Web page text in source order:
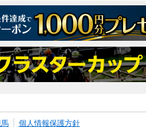
個人情報保護方針